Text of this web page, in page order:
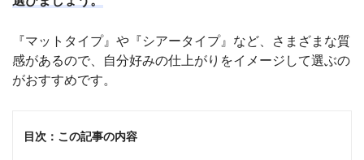
『マットタイプ』や『シアータイプ』など、さまざまな質
感があるので、自分好みの仕上がりをイメージして選ぶの
がおすすめです。
目次：この記事の内容